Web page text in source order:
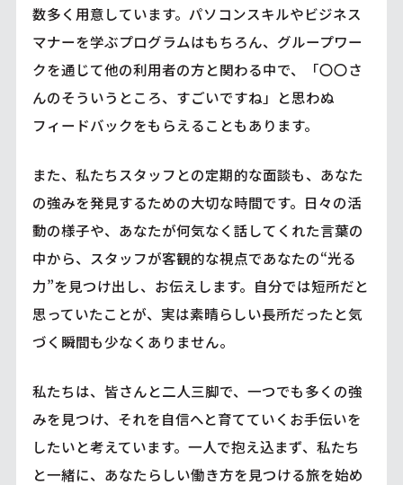
数多く用意しています。パソコンスキルやビジネス
マナーを学ぶプログラムはもちろん、グループワー
クを通じて他の利用者の方と関わる中で、「〇〇さ
んのそういうところ、すごいですね」と思わぬ
フィードバックをもらえることもあります。
また、私たちスタッフとの定期的な面談も、あなた
の強みを発見するための大切な時間です。日々の活
動の様子や、あなたが何気なく話してくれた言葉の
中から、スタッフが客観的な視点であなたの“光る
力”を見つけ出し、お伝えします。自分では短所だと
思っていたことが、実は素晴らしい長所だったと気
づく瞬間も少なくありません。
私たちは、皆さんと二人三脚で、一つでも多くの強
みを見つけ、それを自信へと育てていくお手伝いを
したいと考えています。一人で抱え込まず、私たち
と一緒に、あなたらしい働き方を見つける旅を始め